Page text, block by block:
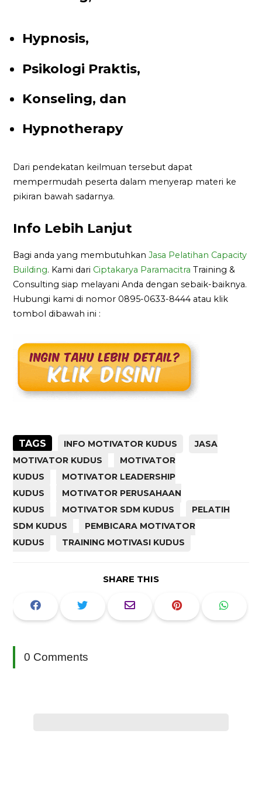
Hypnosis,
Psikologi Praktis,
Konseling, dan
Hypnotherapy
Dari pendekatan keilmuan tersebut dapat
mempermudah peserta dalam menyerap materi ke
pikiran bawah sadarnya.
Info Lebih Lanjut
Bagi anda yang membutuhkanJasa Pelatihan Capacity
Building. Kami dari Ciptakarya Paramacitra Training &
Consulting siap melayani Anda dengan sebaik-baiknya.
Hubungi kami di nomor 0895-0633-8444 atau klik
tombol dibawah ini :
TAGS INFO MOTIVATOR KUDUS
JASA
MOTIVATOR KUDUS
MOTIVATOR
KUDUS
MOTIVATOR LEADERSHIP
KUDUS
MOTIVATOR PERUSAHAAN
KUDUS
MOTIVATOR SDM KUDUS
PELATIH
SDM KUDUS
PEMBICARA MOTIVATOR
KUDUS
TRAINING MOTIVASI KUDUS
SHARE THIS
0 Comments